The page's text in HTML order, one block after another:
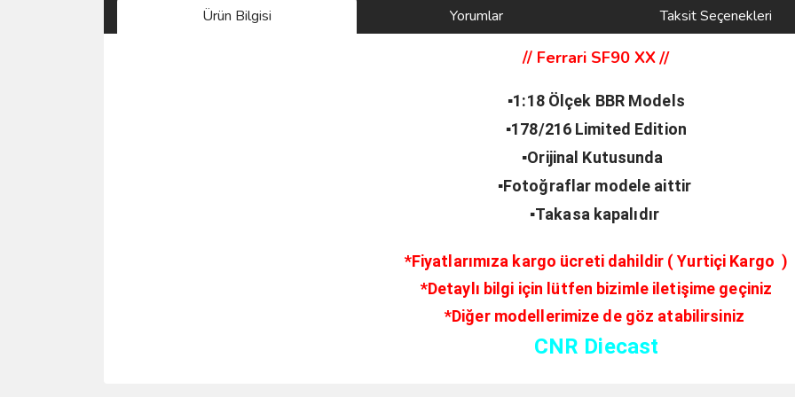
Ürün Bilgisi Yorumlar Taksit Seçenekleri
// Ferrari SF90 XX//
▪️1:18 Ölçek BBR Models
▪️178/216 Limited Edition
▪️Orijinal Kutusunda
▪️Fotoğraflar modele aittir
▪️Takasa kapalıdır
*Fiyatlarımıza kargo ücreti dahildir ( Yurtiçi Kargo )
*Detaylı bilgi için lütfen bizimle iletişime geçiniz
*Diğer modellerimize de göz atabilirsiniz
CNR Diecast